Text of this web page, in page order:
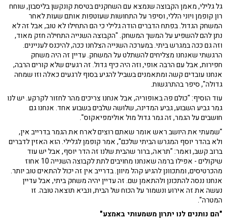
גל גלילי, מאמן הקבוצה שנמצא עם השחקנים בטיסת קונקשן בליסבון, שוחח
רון קופמן ויוני הללי, וסיפר על התחושות שעוטפות אותם שעות לאחר
המשחק הגדול. בפתח הדברים הודה גלילי כי הם התחילו לא טוב, אבל זה לא
נתן להם להשפיע על המשך המשחק. "הקבוצה השנייה התחילה חזק מאוד,
וזה גם ככה במגרש ביתי. במערכה השנייה הצלחנו ככה, להיכנס לעניינים.
הרגשתי שאנחנו מצליחים להשתלט על המשחק. עדיין זה היה משחק
חפירות, אבל עם הרבה אופי, וזה היה כיף גדול. זה רגעים שלא קורים הרבה,
אנחנו עובדים קשה ומתאמנים בשביל להגיע בסוף לרגעים כאלה וזו שמחה
גדולה", סיפר בהתרגשות.
עוד הוסיף: "כולם פה באופוריה, אבל אנחנו צריכים מהר לחזור לקרקע. יש לנו
גמר גביע השבוע, גביע המדינה, שלושה שלבים בשבוע אחד. אנחנו גם
חושבים על הגמר, זה גמר גדול מול אולימפיאקוס".
"שמעתי את היושב ראש אומר שאתם רוצים לארח את הגמר בדרייב אין,
ולא בהדר יוסף המגרש הביתי שלכם", אמר קופמן לגלילי. הוא האזין לדברים
ברוב קשב, ואמר: "תראה, ברור שהבית שלנו זה הדר יוסף, אבל יש עוד
שיקולים - אפילו ברמה שאנחנו מחויבים לתת לקבוצה השנייה 10 אחוז
מהכרטיסים, ומתכוונן להגיע קהל מיוון. בדרייב אין זה יכול להתאים טוב יותר.
אנחנו ננסה להתכונן ולהתאמן שם. זה עדיין יהיה משחק ביתי, אבל עדיין
נעשה את זה אירוע ונשמור על הכוח של הבית, ונביא תוצאה טובה. זו
המטרה".
"הם נותנים לנו יתרון משמעותי באמצע"